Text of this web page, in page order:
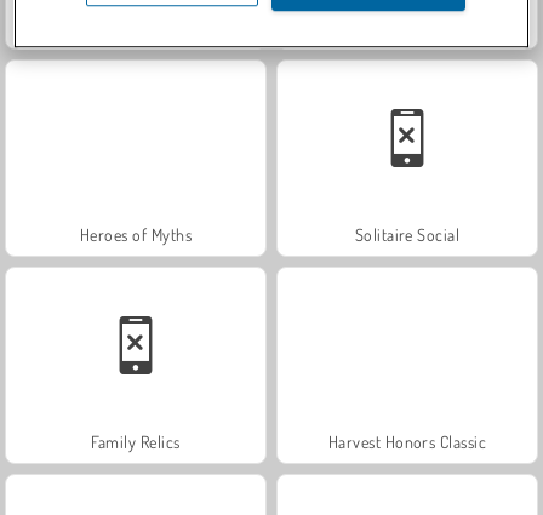
Heroes of Myths Solitaire Social
Family Relics Harvest Honors Classic